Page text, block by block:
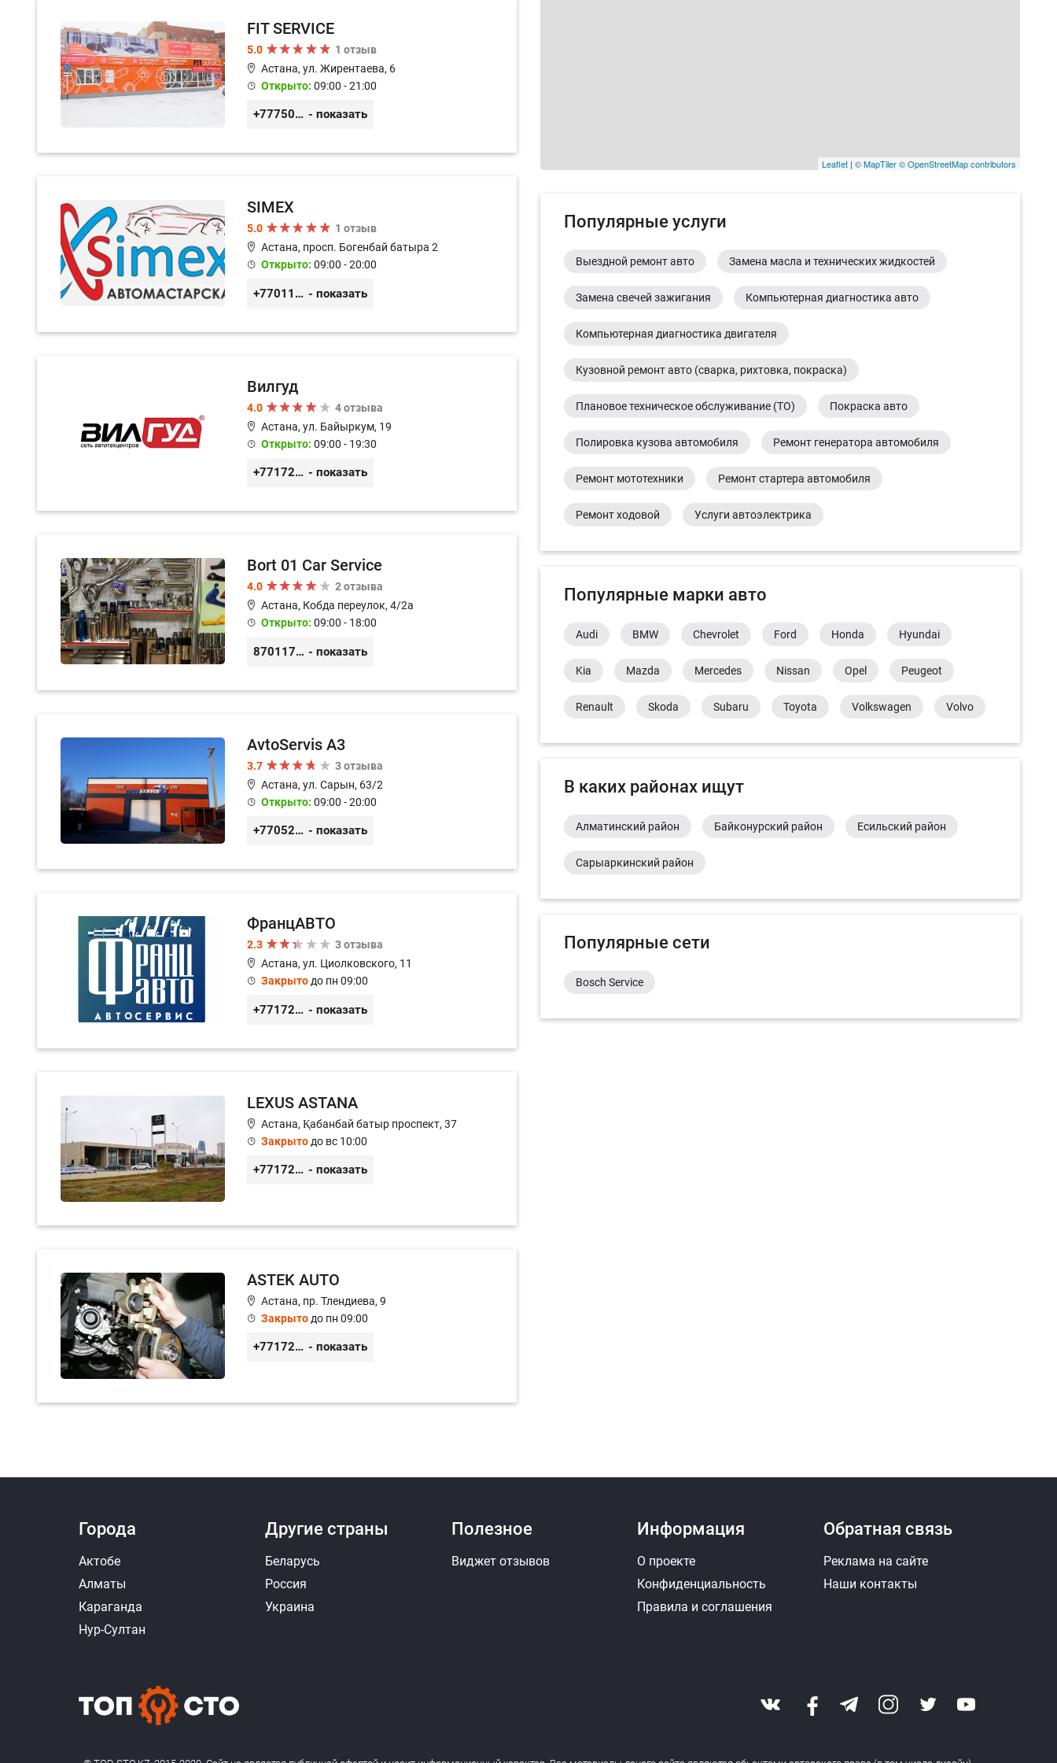
FIT SERVICE
5.0
1 отзыв
Астана, ул. Жирентаева, 6
Открыто: 09:00 - 21:00
+77750070775 - показать
SIMEX
5.0
1 отзыв
Астана, просп. Богенбай батыра 2
Открыто: 09:00 - 20:00
+77011248780 - показать
Вилгуд
4.0
4 отзыва
Астана, ул. Байыркум, 19
Открыто: 09:00 - 19:30
+77172978380 - показать
Bort 01 Car Service
4.0
2 отзыва
Астана, Кобда переулок, 4/2а
Открыто: 09:00 - 18:00
87011754444 - показать
AvtoServis A3
3.7
3 отзыва
Астана, ул. Сарын, 63/2
Открыто: 09:00 - 20:00
+77052327760 - показать
ФранцАВТО
2.3
3 отзыва
Астана, ул. Циолковского, 11
Закрытодо пн 09:00
+77172541601 - показать
LEXUS ASTANA
Астана, ​Қабанбай батыр проспект, 37
Закрытодо вс 10:00
+77172577474 - показать
ASTEK AUTO
Астана, пр. Тлендиева, 9
Закрытодо пн 09:00
+77172944444 - показать
Leaflet | © MapTiler© OpenStreetMap contributors
Популярные услуги
Выездной ремонт авто Замена масла и технических жидкостей
Замена свечей зажигания Компьютерная диагностика авто
Компьютерная диагностика двигателя
Кузовной ремонт авто (сварка, рихтовка, покраска)
Плановое техническое обслуживание (ТО) Покраска авто
Полировка кузова автомобиля Ремонт генератора автомобиля
Ремонт мототехники Ремонт стартера автомобиля
Ремонт ходовой Услуги автоэлектрика
Популярные марки авто
Audi BMW Chevrolet Ford Honda Hyundai
Kia Mazda Mercedes Nissan Opel Peugeot
Renault Skoda Subaru Toyota Volkswagen Volvo
В каких районах ищут
Алматинский район Байконурский район Есильский район
Сарыаркинский район
Популярные сети
Bosch Service
Города
Актобе
Алматы
Караганда
Нур-Султан
Другие страны
Беларусь
Россия
Украина
Полезное
Виджет отзывов
Информация
О проекте
Конфиденциальность
Правила и соглашения
Обратная связь
Реклама на сайте
Наши контакты